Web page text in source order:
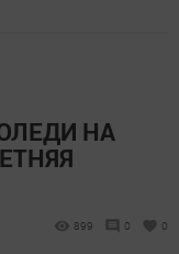
НА
899 0 0